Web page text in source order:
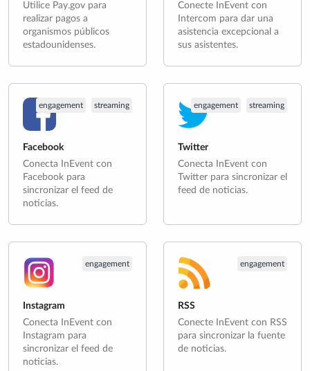
Utilice Pay.gov para
realizar pagos a
organismos públicos
estadounidenses.
Conecte InEvent con
Intercom para dar una
asistencia excepcional a
sus asistentes.
engagement streaming
Facebook
Conecta InEvent con
Facebook para
sincronizar el feed de
noticias.
engagement streaming
Twitter
Conecta InEvent con
Twitter para sincronizar el
feed de noticias.
engagement
Instagram
Conecta InEvent con
Instagram para
sincronizar el feed de
noticias.
engagement
RSS
Conecte InEvent con RSS
para sincronizar la fuente
de noticias.